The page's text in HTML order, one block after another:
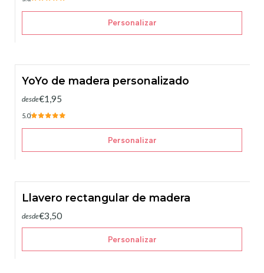
Personalizar
YoYo de madera personalizado
desde€1,95
5.0
Personalizar
Llavero rectangular de madera
desde€3,50
Personalizar